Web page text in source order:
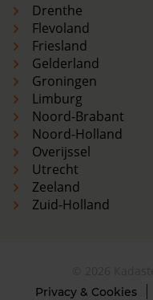
Drenthe
Flevoland
Friesland
Gelderland
Groningen
Limburg
Noord-Brabant
Noord-Holland
Overijssel
Utrecht
Zeeland
Zuid-Holland
Privacy & Cookies